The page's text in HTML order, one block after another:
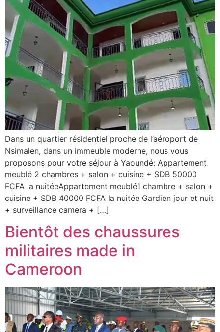
Dans un quartier résidentiel proche de l’aéroport de
Nsimalen, dans un immeuble moderne, nous vous
proposons pour votre séjour à Yaoundé: Appartement
meublé 2 chambres + salon + cuisine + SDB 50000
FCFA la nuitéeAppartement meublé1 chambre + salon +
cuisine + SDB 40000 FCFA la nuitée Gardien jour et nuit
+ surveillance camera + […]
Bientôt des chaussures
militaires made in
Cameroon